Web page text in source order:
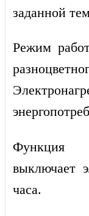
заданной
Режим
Функция
выключает
часа.